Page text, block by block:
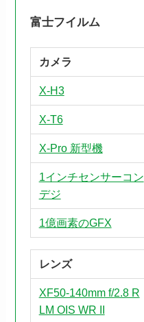
富士フイルム
カメラ
X-H3
X-T6
X-Pro 新型機
1インチセンサーコン
デジ
1億画素のGFX
レンズ
XF50-140mm f/2.8 R
LM OIS WR II